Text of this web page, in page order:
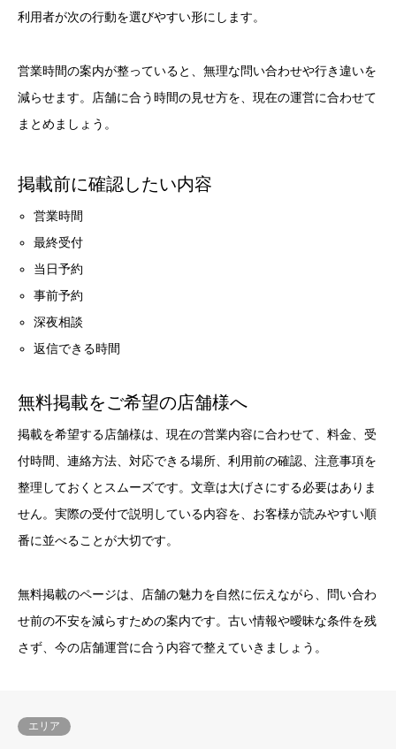
利用者が次の行動を選びやすい形にします。
営業時間の案内が整っていると、無理な問い合わせや行き違いを
減らせます。店舗に合う時間の見せ方を、現在の運営に合わせて
まとめましょう。
掲載前に確認したい内容
営業時間
最終受付
当日予約
事前予約
深夜相談
返信できる時間
無料掲載をご希望の店舗様へ
掲載を希望する店舗様は、現在の営業内容に合わせて、料金、受
付時間、連絡方法、対応できる場所、利用前の確認、注意事項を
整理しておくとスムーズです。文章は大げさにする必要はありま
せん。実際の受付で説明している内容を、お客様が読みやすい順
番に並べることが大切です。
無料掲載のページは、店舗の魅力を自然に伝えながら、問い合わ
せ前の不安を減らすための案内です。古い情報や曖昧な条件を残
さず、今の店舗運営に合う内容で整えていきましょう。
エリア